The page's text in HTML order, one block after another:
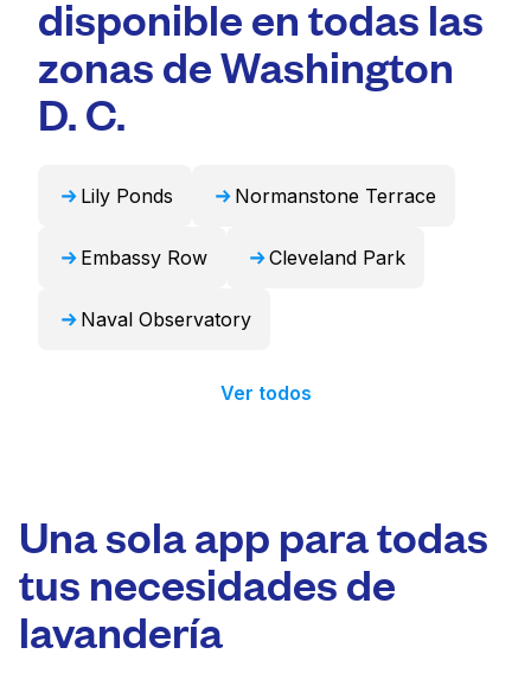
que ahorra tiempo.
cortinas. Como alternativa, Laundryheap
puede encargarse de estos artículos de forma
profesional y devolverlos listos para usar en
24 horas.
disponible en todas las
zonas de Washington
D. C.
Lily Ponds Normanstone Terrace
Embassy Row Cleveland Park
Naval Observatory
Ver todos
Una sola app para todas
tus necesidades de
lavandería